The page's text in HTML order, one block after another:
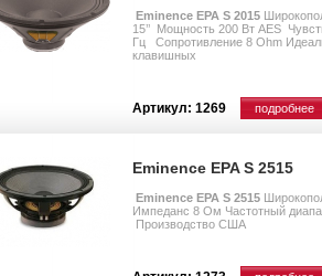
Eminence EPA S 2015
15’’ Мощность 200 Вт AES
Гц Сопротивление 8 Ohm
клавишных
Артикул: 1269 подробнее
Eminence EPA S 2515
Eminence EPA S 2515
Импеданс 8 Ом Частотный
Производство США